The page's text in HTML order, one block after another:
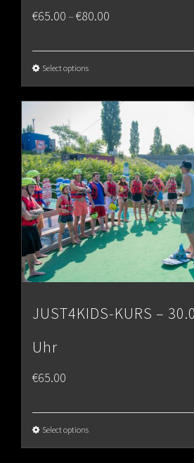
€65.00–€80.00
€80.00
Select options
JUST4KIDS-KURS –
Uhr
€65.00
Select options